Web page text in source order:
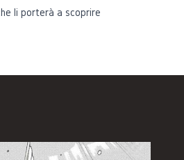
li porterà a scoprire